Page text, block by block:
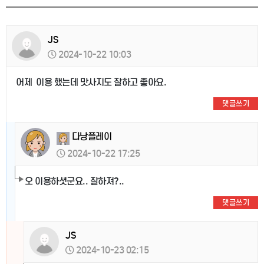
JS
2024-10-22 10:03
어제 이용 했는데 맛사지도 잘하고 좋아요.
댓글쓰기
다낭플레이
2024-10-22 17:25
오 이용하셧군요.. 잘하져?..
댓글쓰기
JS
2024-10-23 02:15